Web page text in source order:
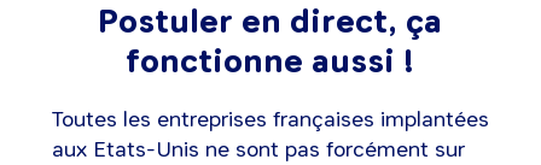
Postuler en direct, ça
fonctionne aussi !
Toutes les entreprises françaises implantées
aux Etats-Unis ne sont pas forcément sur